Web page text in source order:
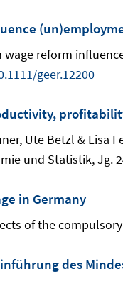
reform
geer.12200
Ute Betzl &
und Statistik, Jg.
in Germany
of the
des